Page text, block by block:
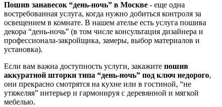
Пошив занавесок “день-ночь” в Москве - еще одна
востребованная услуга, когда нужно добиться контроля за
освещением в комнате. В нашем ателье есть услуга пошива
декора “день-ночь” (в том числе консультация дизайнера и
профессионала-закройщика, замеры, выбор материалов и
установка).
Если вам важна доступность услуги, закажите пошив
аккуратной шторки типа “день-ночь” под ключ недорого,
они прекрасно смотрятся на кухне или в гостиной, “не
утяжеляя” интерьер и гармонируя с деревянной и мягкой
мебелью.